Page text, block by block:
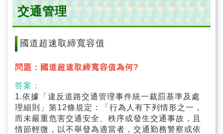
回數票回收
施工維護及管理
交通管理
路權與財產管理
國賠案件
交通管理
國道超速取締寬容值
問題：國道超速取締寬容值為何?
答案：
1.依據「違反道路交通管理事件統一裁罰基準及處
理細則」第12條規定：「行為人有下列情形之一，
而未嚴重危害交通安全、秩序或發生交通事故，且
情節輕微，以不舉發為適當者，交通勤務警察或依